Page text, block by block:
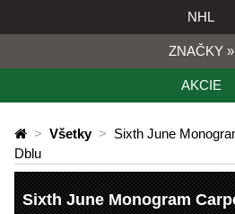
NHL
ZNAČKY »
AKCIE
> Všetky > Sixth June
Dblu
Sixth June Monogram